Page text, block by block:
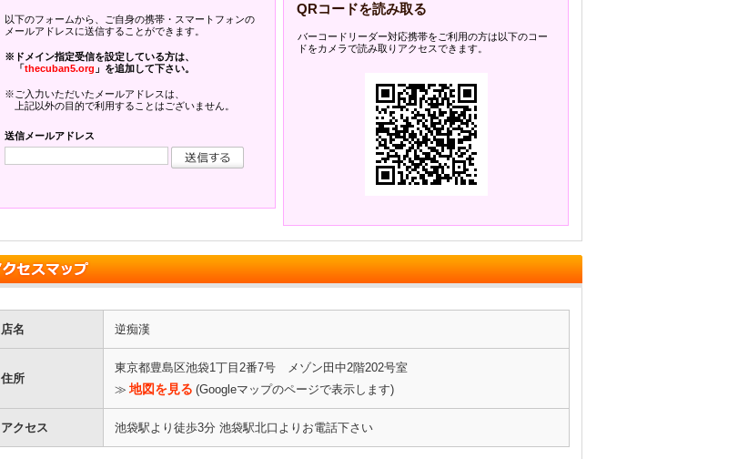
以下のフォームから、ご自身の携帯・スマートフォンの
メールアドレスに送信することができます。
※ドメイン指定受信を設定している方は、
「thecuban5.org 」を追加して下さい。
※ご入力いただいたメールアドレスは、
上記以外の目的で利用することはございません。
送信メールアドレス
QRコードを読み取る
バーコードリーダー対応携帯をご利用の方は以下のコー
ドをカメラで読み取りアクセスできます。
店名 逆痴漢
住所
東京都豊島区池袋1丁目2番7号 メゾン田中2階202号室
≫ 地図を見る (Googleマップのページで表示します)
アクセス 池袋駅より徒歩3分 池袋駅北口よりお電話下さい